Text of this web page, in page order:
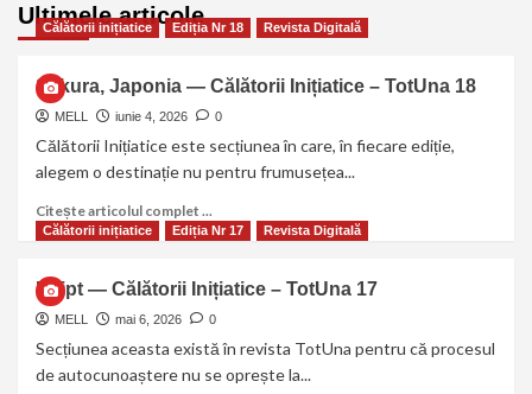
Ultimele articole
Călătorii inițiatice Ediția Nr 18 Revista Digitală
Sakura, Japonia — Călătorii Inițiatice – TotUna 18
MELL iunie 4, 2026 0
Călătorii Inițiatice este secțiunea în care, în fiecare ediție,
alegem o destinație nu pentru frumusețea...
Citește articolul complet ...
Călătorii inițiatice Ediția Nr 17 Revista Digitală
Egipt — Călătorii Inițiatice – TotUna 17
MELL mai 6, 2026 0
Secțiunea aceasta există în revista TotUna pentru că procesul
de autocunoaștere nu se oprește la...